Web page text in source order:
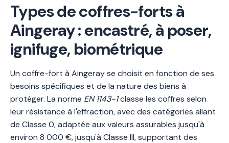
Types de coffres-forts à
Aingeray : encastré, à poser,
ignifuge, biométrique
Un coffre-fort à Aingeray se choisit en fonction de ses
besoins spécifiques et de la nature des biens à
protéger. La norme EN 1143-1classe les coffres selon
leur résistance à l'effraction, avec des catégories allant
de Classe 0, adaptée aux valeurs assurables jusqu'à
environ 8 000 €, jusqu'à Classe III, supportant des